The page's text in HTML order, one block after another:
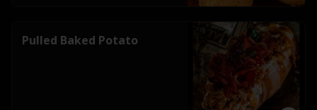
Pulled Baked Potato